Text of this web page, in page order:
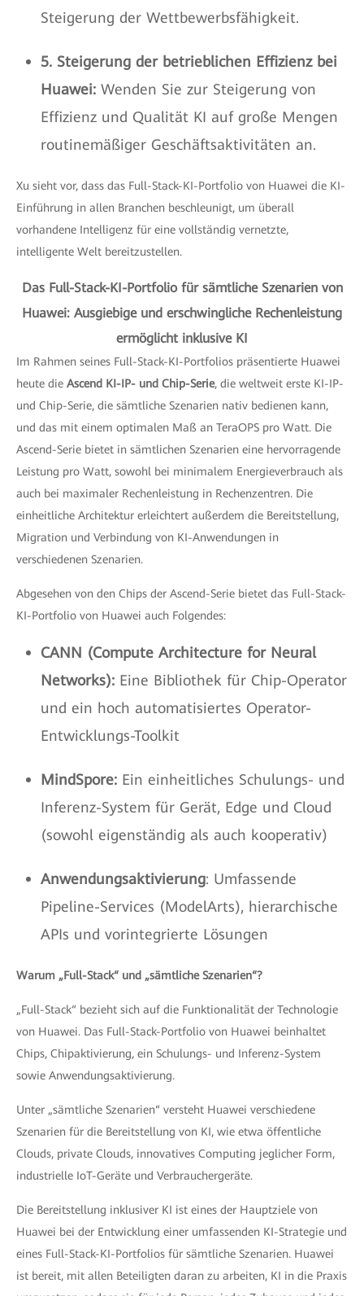
Steigerung der Wettbewerbsfähigkeit.
5. Steigerung der betrieblichen Effizienz bei
Huawei: Wenden Sie zur Steigerung von
Effizienz und Qualität KI auf große Mengen
routinemäßiger Geschäftsaktivitäten an.
Xu sieht vor, dass das Full-Stack-KI-Portfolio von Huawei die KI-
Einführung in allen Branchen beschleunigt, um überall
vorhandene Intelligenz für eine vollständig vernetzte,
intelligente Welt bereitzustellen.
Das Full-Stack-KI-Portfolio für sämtliche Szenarien von
Huawei: Ausgiebige und erschwingliche Rechenleistung
ermöglicht inklusive KI
Im Rahmen seines Full-Stack-KI-Portfolios präsentierte Huawei
heute die Ascend KI-IP- und Chip-Serie, die weltweit erste KI-IP-
und Chip-Serie, die sämtliche Szenarien nativ bedienen kann,
und das mit einem optimalen Maß an TeraOPS pro Watt. Die
Ascend-Serie bietet in sämtlichen Szenarien eine hervorragende
Leistung pro Watt, sowohl bei minimalem Energieverbrauch als
auch bei maximaler Rechenleistung in Rechenzentren. Die
einheitliche Architektur erleichtert außerdem die Bereitstellung,
Migration und Verbindung von KI-Anwendungen in
verschiedenen Szenarien.
Abgesehen von den Chips der Ascend-Serie bietet das Full-Stack-
KI-Portfolio von Huawei auch Folgendes:
CANN (Compute Architecture for Neural
Networks): Eine Bibliothek für Chip-Operator
und ein hoch automatisiertes Operator-
Entwicklungs-Toolkit
MindSpore: Ein einheitliches Schulungs- und
Inferenz-System für Gerät, Edge und Cloud
(sowohl eigenständig als auch kooperativ)
Anwendungsaktivierung: Umfassende
Pipeline-Services (ModelArts), hierarchische
APIs und vorintegrierte Lösungen
Warum „Full-Stack“ und „sämtliche Szenarien“?
„Full-Stack“ bezieht sich auf die Funktionalität der Technologie
von Huawei. Das Full-Stack-Portfolio von Huawei beinhaltet
Chips, Chipaktivierung, ein Schulungs- und Inferenz-System
sowie Anwendungsaktivierung.
Unter „sämtliche Szenarien“ versteht Huawei verschiedene
Szenarien für die Bereitstellung von KI, wie etwa öffentliche
Clouds, private Clouds, innovatives Computing jeglicher Form,
industrielle IoT-Geräte und Verbrauchergeräte.
Die Bereitstellung inklusiver KI ist eines der Hauptziele von
Huawei bei der Entwicklung einer umfassenden KI-Strategie und
eines Full-Stack-KI-Portfolios für sämtliche Szenarien. Huawei
ist bereit, mit allen Beteiligten daran zu arbeiten, KI in die Praxis